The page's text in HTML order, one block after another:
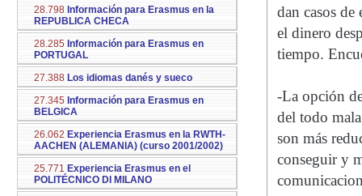
28.798 Información para Erasmus en la
REPUBLICA CHECA
28.285 Información para Erasmus en
PORTUGAL
27.388 Los idiomas danés y sueco
27.345 Información para Erasmus en
BELGICA
26.062 Experiencia Erasmus en la RWTH-
AACHEN (ALEMANIA) (curso 2001/2002)
25.771 Experiencia Erasmus en el
POLITÉCNICO DI MILANO
dan casos de
el dinero
tiempo.
-La opción
del todo
son más
conseguir y